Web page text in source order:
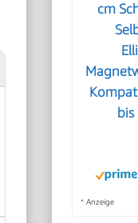
cm
* Anzeige